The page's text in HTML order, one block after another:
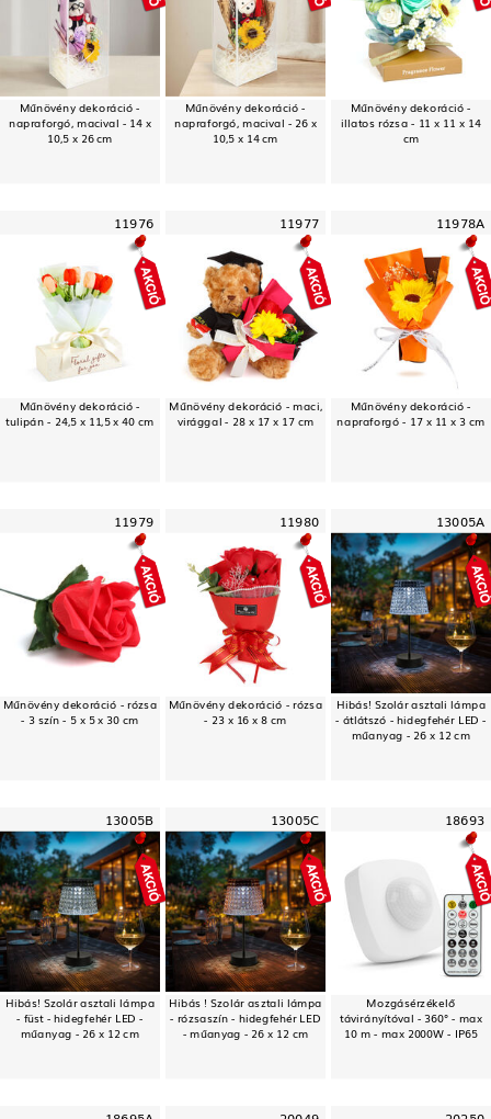
Műnövény dekoráció -
napraforgó, macival - 14 x
10,5 x 26 cm
Műnövény dekoráció -
napraforgó, macival - 26 x
10,5 x 14 cm
Műnövény dekoráció -
illatos rózsa - 11 x 11 x 14
cm
11976
Műnövény dekoráció -
tulipán - 24,5 x 11,5 x 40 cm
11977
Műnövény dekoráció - maci,
virággal - 28 x 17 x 17 cm
11978A
Műnövény dekoráció -
napraforgó - 17 x 11 x 3 cm
11979
Műnövény dekoráció - rózsa
- 3 szín - 5 x 5 x 30 cm
11980
Műnövény dekoráció - rózsa
- 23 x 16 x 8 cm
13005A
Hibás! Szolár asztali lámpa
- átlátszó - hidegfehér LED -
műanyag - 26 x 12 cm
13005B
Hibás! Szolár asztali lámpa
- füst - hidegfehér LED -
műanyag - 26 x 12 cm
13005C
Hibás ! Szolár asztali lámpa
- rózsaszín - hidegfehér LED
- műanyag - 26 x 12 cm
18693
Mozgásérzékelő
távirányítóval - 360° - max
10 m - max 2000W - IP65